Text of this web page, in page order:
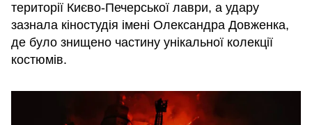
території Києво-Печерської лаври, а удару
зазнала кіностудія імені Олександра Довженка,
де було знищено частину унікальної колекції
костюмів.